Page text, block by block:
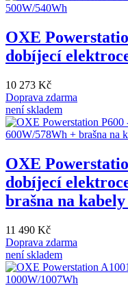
OXE
dobíjecí
10 273 Kč
Doprava zdarma
není skladem
OXE
dobíjecí
brašna na
11 490 Kč
Doprava zdarma
není skladem